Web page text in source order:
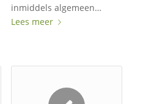
inmiddels algemeen…
Lees meer